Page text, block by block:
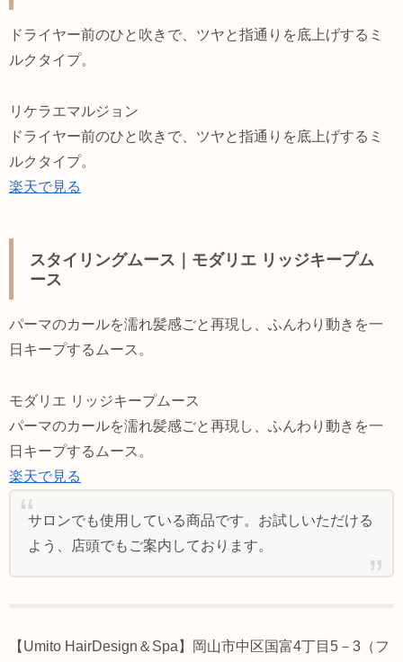
ドライヤー前のひと吹きで、ツヤと指通りを底上げするミ
ルクタイプ。
リケラエマルジョン
ドライヤー前のひと吹きで、ツヤと指通りを底上げするミ
ルクタイプ。
楽天で見る
スタイリングムース｜モダリエ リッジキープム
ース
パーマのカールを濡れ髪感ごと再現し、ふんわり動きを一
日キープするムース。
モダリエ リッジキープムース
パーマのカールを濡れ髪感ごと再現し、ふんわり動きを一
日キープするムース。
楽天で見る
サロンでも使用している商品です。お試しいただける
よう、店頭でもご案内しております。
【Umito HairDesign＆Spa】岡山市中区国富4丁目5－3（フ